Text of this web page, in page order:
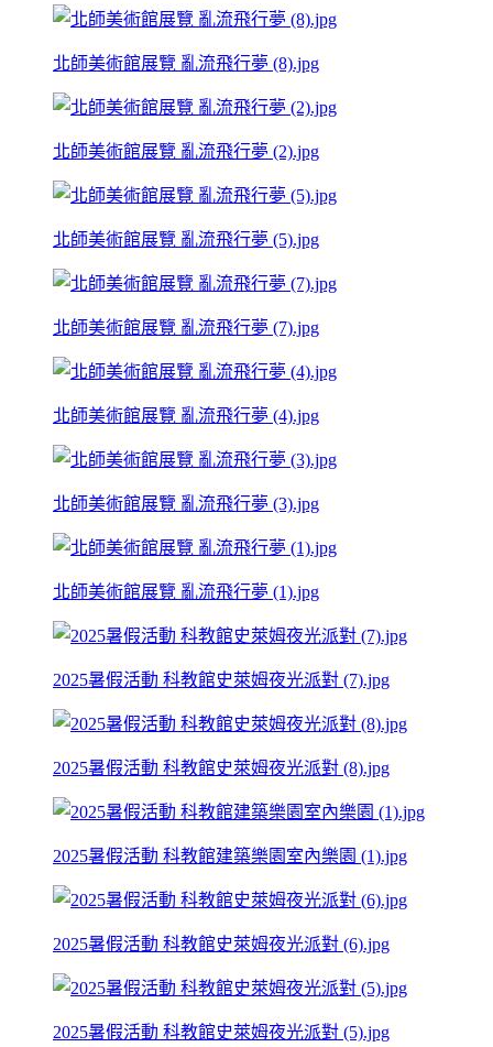
北師美術館展覽 亂流飛行夢 (8).jpg
北師美術館展覽 亂流飛行夢 (2).jpg
北師美術館展覽 亂流飛行夢 (5).jpg
北師美術館展覽 亂流飛行夢 (7).jpg
北師美術館展覽 亂流飛行夢 (4).jpg
北師美術館展覽 亂流飛行夢 (3).jpg
北師美術館展覽 亂流飛行夢 (1).jpg
2025暑假活動 科教館史萊姆夜光派對 (7).jpg
2025暑假活動 科教館史萊姆夜光派對 (8).jpg
2025暑假活動 科教館建築樂園室內樂園 (1).jpg
2025暑假活動 科教館史萊姆夜光派對 (6).jpg
2025暑假活動 科教館史萊姆夜光派對 (5).jpg